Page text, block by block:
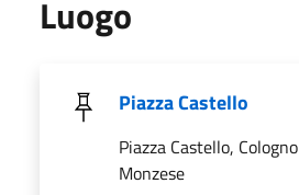
Luogo
Piazza Castello
Piazza Castello, Cologno
Monzese